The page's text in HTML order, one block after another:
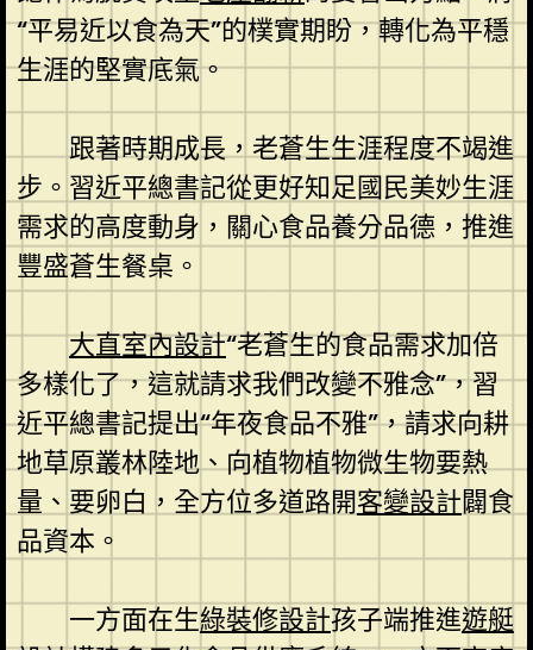
“平易近以食為天”的樸實期盼，轉化為平穩
生涯的堅實底氣。
跟著時期成長，老蒼生生涯程度不竭進
步。習近平總書記從更好知足國民美妙生涯
需求的高度動身，關心食品養分品德，推進
豐盛蒼生餐桌。
大直室內設計“老蒼生的食品需求加倍
多樣化了，這就請求我們改變不雅念”，習
近平總書記提出“年夜食品不雅”，請求向耕
地草原叢林陸地、向植物植物微生物要熱
量、要卵白，全方位多道路開客變設計闢食
品資本。
一方面在生綠裝修設計孩子端推進遊艇